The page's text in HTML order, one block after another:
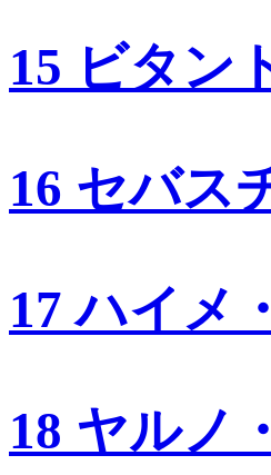
15 ビタン
16 セバス
17 ハイメ
18 ヤルノ